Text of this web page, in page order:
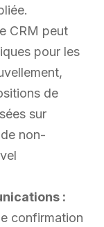
CRM peut
pour les
de
sur
non-
:
confirmation